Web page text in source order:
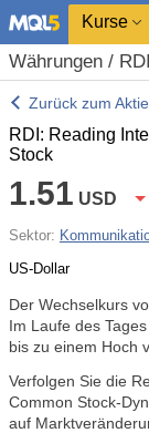
Kurse
Währungen / RDI
Zurück zum
RDI: Reading
Stock
1.51 USD
Sektor:
US-Dollar
Der Wechselkurs
Im Laufe des
bis zu einem Hoch
Verfolgen Sie die
Common Stock-
auf